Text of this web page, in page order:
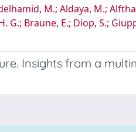
M.; Aldaya, M.;
G.; Braune, E.; Diop, S.;
Insights from a